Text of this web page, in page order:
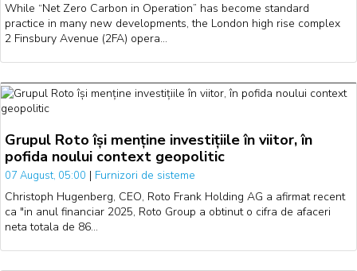
While “Net Zero Carbon in Operation” has become standard
practice in many new developments, the London high rise complex
2 Finsbury Avenue (2FA) opera…
Grupul Roto își menține investițiile în viitor, în
pofida noului context geopolitic
07 August, 05:00 | Furnizori de sisteme
Christoph Hugenberg, CEO, Roto Frank Holding AG a afirmat recent
ca "in anul financiar 2025, Roto Group a obtinut o cifra de afaceri
neta totala de 86…